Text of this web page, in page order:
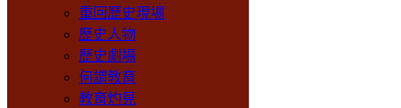
重回歷史現場
歷史人物
歷史劇場
何謂教育
教育灼見